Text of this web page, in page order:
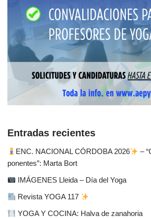
Entradas recientes
ENC. NACIONAL CÓRDOBA 2026
–
ponentes”: Marta Bort
IMÁGENES Lleida – Día del Yoga
Revista YOGA 117
YOGA Y COCINA: Halva de zanahoria